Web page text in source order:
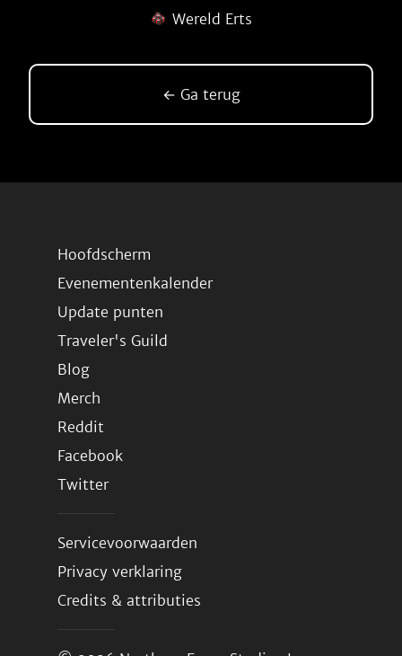
Wereld Erts
← Ga terug
Hoofdscherm
Evenementenkalender
Update punten
Traveler's Guild
Blog
Merch
Reddit
Facebook
Twitter
Servicevoorwaarden
Privacy verklaring
Credits & attributies